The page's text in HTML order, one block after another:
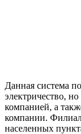
Данная система
электричество,
компанией, а
компании.
населенных